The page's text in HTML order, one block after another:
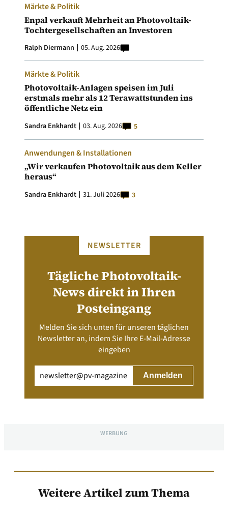
Märkte & Politik
Enpal verkauft Mehrheit an Photovoltaik-
Tochtergesellschaften an Investoren
Ralph Diermann 05. Aug. 2026
Märkte & Politik
Photovoltaik-Anlagen speisen im Juli
erstmals mehr als 12 Terawattstunden ins
öffentliche Netz ein
Sandra Enkhardt 03. Aug. 2026 5
Anwendungen & Installationen
„Wir verkaufen Photovoltaik aus dem Keller
heraus“
Sandra Enkhardt 31. Juli 2026 3
NEWSLETTER
Tägliche Photovoltaik-
News direkt in Ihren
Posteingang
Melden Sie sich unten für unseren täglichen
Newsletter an, indem Sie Ihre E-Mail-Adresse
eingeben
(erforderlich)
WERBUNG
Weitere Artikel zum Thema